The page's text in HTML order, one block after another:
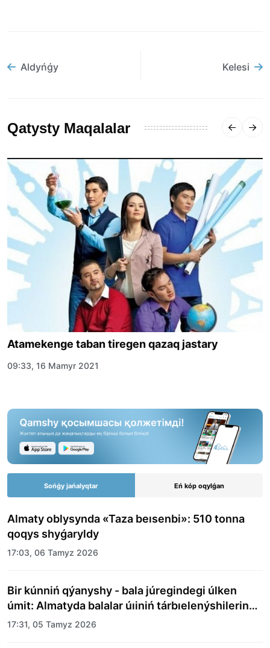
Aldyńǵy Kelesi
Qatysty Maqalalar
Atamekenge taban tiregen qazaq jastary
09:33, 16 Mamyr 2021
Sońǵy jańalyqtar Eń kóp oqylǵan
Almaty oblysynda «Taza beısenbi»: 510 tonna
qoqys shyǵaryldy
17:03, 06 Tamyz 2026
Bir kúnniń qýanyshy - bala júregindegi úlken
úmit: Almatyda balalar úıiniń tárbıelenýshilerine
merekelik kún uıymdastyryldy
17:31, 05 Tamyz 2026